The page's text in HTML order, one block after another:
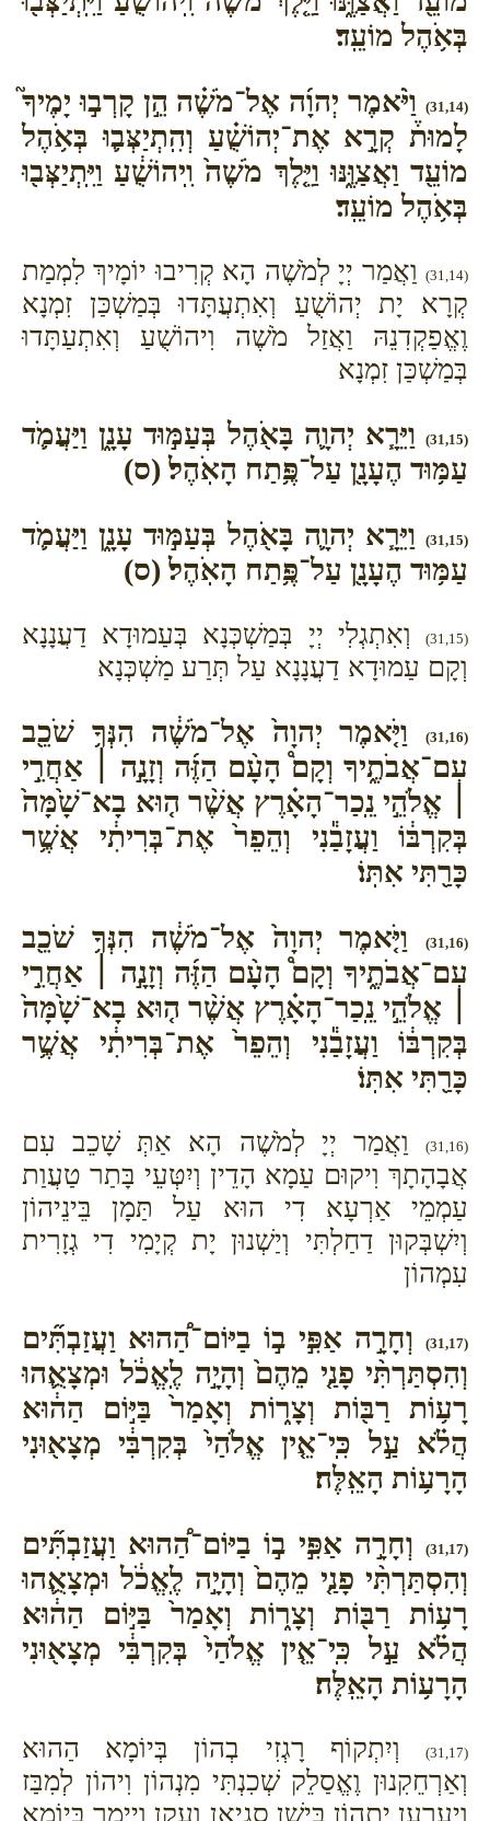
בְּאֹ֥הֶל מוֹעֵֽד׃
(31,14)
וַיֹּ֨אמֶר יְהוָ֜ה אֶל־מֹשֶׁ֗ה הֵ֣ן קָרְב֣וּ יָמֶיךָ֮
לָמוּת֒ קְרָ֣א אֶת־יְהוֹשֻׁ֗עַ וְהִֽתְיַצְּב֛וּ בְּאֹ֥הֶל
מוֹעֵ֖ד וַאֲצַוֶּ֑נּוּ וַיֵּ֤לֶךְ מֹשֶׁה֙ וִֽיהוֹשֻׁ֔עַ וַיִּֽתְיַצְּב֖וּ
בְּאֹ֥הֶל מוֹעֵֽד׃
(31,14)
וַאֲמַר יְיָ לְמֹשֶׁה הָא קְרִיבוּ יוֹמָיךְ לִמְמַת
קְרָא יָת יְהוֹשֻׁעַ וְאִתְעֲתָּדוּ בְּמַשְׁכַּן זִמְנָא
וֶאֱפַקְדִנֵהּ וַאֲזַל מֹשֶׁה וִיהוֹשֻׁעַ וְאִתְעַתָּדוּ
בְּמַשְׁכַּן זִמְנָא
(31,15)
וַיֵּרָ֧א יְהוָ֛ה בָּאֹ֖הֶל בְּעַמּ֣וּד עָנָ֑ן וַיַּעֲמֹ֛ד
עַמּ֥וּד הֶעָנָ֖ן עַל־פֶּ֥תַח הָאֹֽהֶל׃ (ס)
(31,15)
וַיֵּרָ֧א יְהוָ֛ה בָּאֹ֖הֶל בְּעַמּ֣וּד עָנָ֑ן וַיַּעֲמֹ֛ד
עַמּ֥וּד הֶעָנָ֖ן עַל־פֶּ֥תַח הָאֹֽהֶל׃ (ס)
(31,15)
וְאִתְגְלִי יְיָ בְּמַשְׁכְּנָא בְּעַמוּדָא דַעֲנָנָא
וְקָם עַמוּדָא דַעֲנָנָא עַל תְּרַע מַשְׁכְּנָא
(31,16)
וַיֹּ֤אמֶר יְהוָה֙ אֶל־מֹשֶׁ֔ה הִנְּךָ֥ שֹׁכֵ֖ב
עִם־אֲבֹתֶ֑יךָ וְקָם֩ הָעָ֨ם הַזֶּ֜ה וְזָנָ֣ה ׀ אַחֲרֵ֣י
׀ אֱלֹהֵ֣י נֵֽכַר־הָאָ֗רֶץ אֲשֶׁ֨ר ה֤וּא בָא־שָׁ֙מָּה֙
בְּקִרְבּ֔וֹ וַעֲזָבַ֕נִי וְהֵפֵר֙ אֶת־בְּרִיתִ֔י אֲשֶׁ֥ר
כָּרַ֖תִּי אִתּֽוֹ׃
(31,16)
וַיֹּ֤אמֶר יְהוָה֙ אֶל־מֹשֶׁ֔ה הִנְּךָ֥ שֹׁכֵ֖ב
עִם־אֲבֹתֶ֑יךָ וְקָם֩ הָעָ֨ם הַזֶּ֜ה וְזָנָ֣ה ׀ אַחֲרֵ֣י
׀ אֱלֹהֵ֣י נֵֽכַר־הָאָ֗רֶץ אֲשֶׁ֨ר ה֤וּא בָא־שָׁ֙מָּה֙
בְּקִרְבּ֔וֹ וַעֲזָבַ֕נִי וְהֵפֵר֙ אֶת־בְּרִיתִ֔י אֲשֶׁ֥ר
כָּרַ֖תִּי אִתּֽוֹ׃
(31,16)
וַאֲמַר יְיָ לְמֹשֶׁה הָא אַתְּ שָׁכֵב עִם
אֲבָהָתָךְ וִיקוּם עַמָא הָדֵין וְיִטְּעֵי בָּתַר טַעֲוַת
עַמְמֵי אַרְעָא דִי הוּא עַל תַּמָן בֵּינֵיהוֹן
וְיִשְׁבְּקוּן דַחַלְתִּי וְיַשְׁנוּן יָת קְיָמִי דִי גְזָרִית
עִמְהוֹן
(31,17)
וְחָרָ֣ה אַפִּ֣י ב֣וֹ בַיּוֹם־הַ֠הוּא וַעֲזַבְתִּ֞ים
וְהִסְתַּרְתִּ֨י פָנַ֤י מֵהֶם֙ וְהָיָ֣ה לֶֽאֱכֹ֔ל וּמְצָאֻ֛הוּ
רָע֥וֹת רַבּ֖וֹת וְצָר֑וֹת וְאָמַר֙ בַּיּ֣וֹם הַה֔וּא
הֲלֹ֗א עַ֣ל כִּֽי־אֵ֤ין אֱלֹהַי֙ בְּקִרְבִּ֔י מְצָא֖וּנִי
הָרָע֥וֹת הָאֵֽלֶּה׃
(31,17)
וְחָרָ֣ה אַפִּ֣י ב֣וֹ בַיּוֹם־הַ֠הוּא וַעֲזַבְתִּ֞ים
וְהִסְתַּרְתִּ֨י פָנַ֤י מֵהֶם֙ וְהָיָ֣ה לֶֽאֱכֹ֔ל וּמְצָאֻ֛הוּ
רָע֥וֹת רַבּ֖וֹת וְצָר֑וֹת וְאָמַר֙ בַּיּ֣וֹם הַה֔וּא
הֲלֹ֗א עַ֣ל כִּֽי־אֵ֤ין אֱלֹהַי֙ בְּקִרְבִּ֔י מְצָא֖וּנִי
הָרָע֥וֹת הָאֵֽלֶּה׃
(31,17)
וְיִתְקוֹף רָגְזִי בְהוֹן בְּיוֹמָא הַהוּא
וְאַרְחֵקִנוּן וֶאֱסַלֵק שְׁכִנְתִּי מִנְהוֹן וִיהוֹן לְמִבַּז
וִיעָרְעַן יָתְהוֹן בִּישָׁן סַגִיאָן וְעָקָן וְיֵימַר בְּיוֹמָא